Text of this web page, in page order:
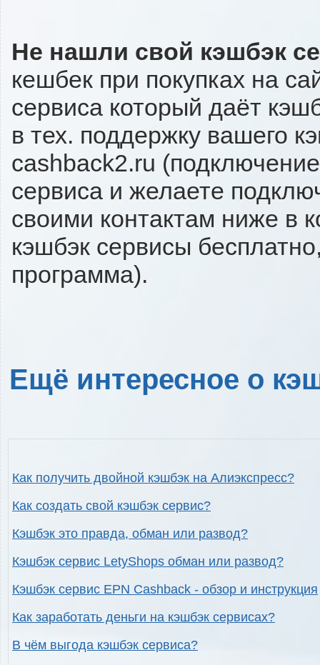
Не нашли свой кэшбэк
кешбек при покупках на
сервиса который даёт
в тех. поддержку вашего
cashback2.ru
сервиса и желаете
своими контактам ниже в
кэшбэк сервисы
программа).
Ещё интересное о
Как получить двойной кэшбэк на Алиэкспресс?
Как создать свой кэшбэк сервис?
Кэшбэк это правда, обман или развод?
Кэшбэк сервис LetyShops обман или развод?
Кэшбэк сервис EPN Cashback - обзор и инструкция
Как заработать деньги на кэшбэк сервисах?
В чём выгода кэшбэк сервиса?